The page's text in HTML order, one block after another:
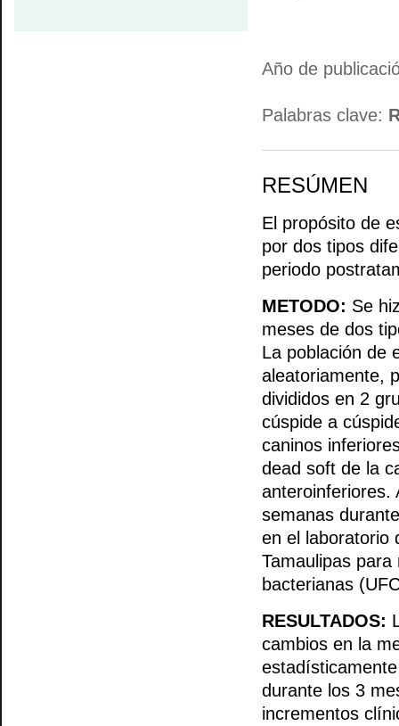
Año de
Palabras clave:
RESÚMEN
El propósito de
por dos tipos
periodo
METODO: Se
meses de dos
La población de
aleatoriamente,
divididos en 2
cúspide a
caninos
dead soft de la
anteroinferiores.
semanas
en el laboratorio
Tamaulipas
bacterianas
RESULTADOS:
cambios en la
durante los 3
incrementos